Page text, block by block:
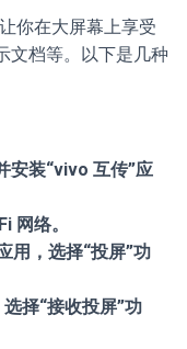
你在大屏幕上享受
文档等。以下是几种
安装“vivo 互传”应
网络。
用，选择“投屏”功
择“接收投屏”功